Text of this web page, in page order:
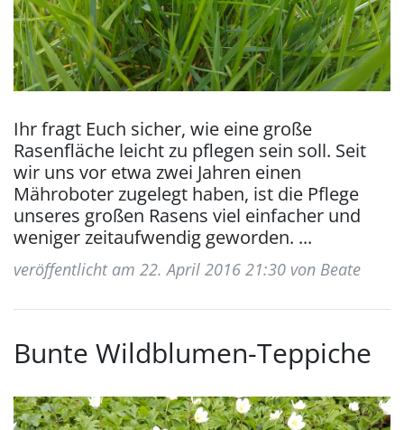
Ihr fragt Euch sicher, wie eine große
Rasenfläche leicht zu pflegen sein soll. Seit
wir uns vor etwa zwei Jahren einen
Mähroboter zugelegt haben, ist die Pflege
unseres großen Rasens viel einfacher und
weniger zeitaufwendig geworden. ...
veröffentlicht am 22. April 2016 21:30 von Beate
Bunte Wildblumen-Teppiche